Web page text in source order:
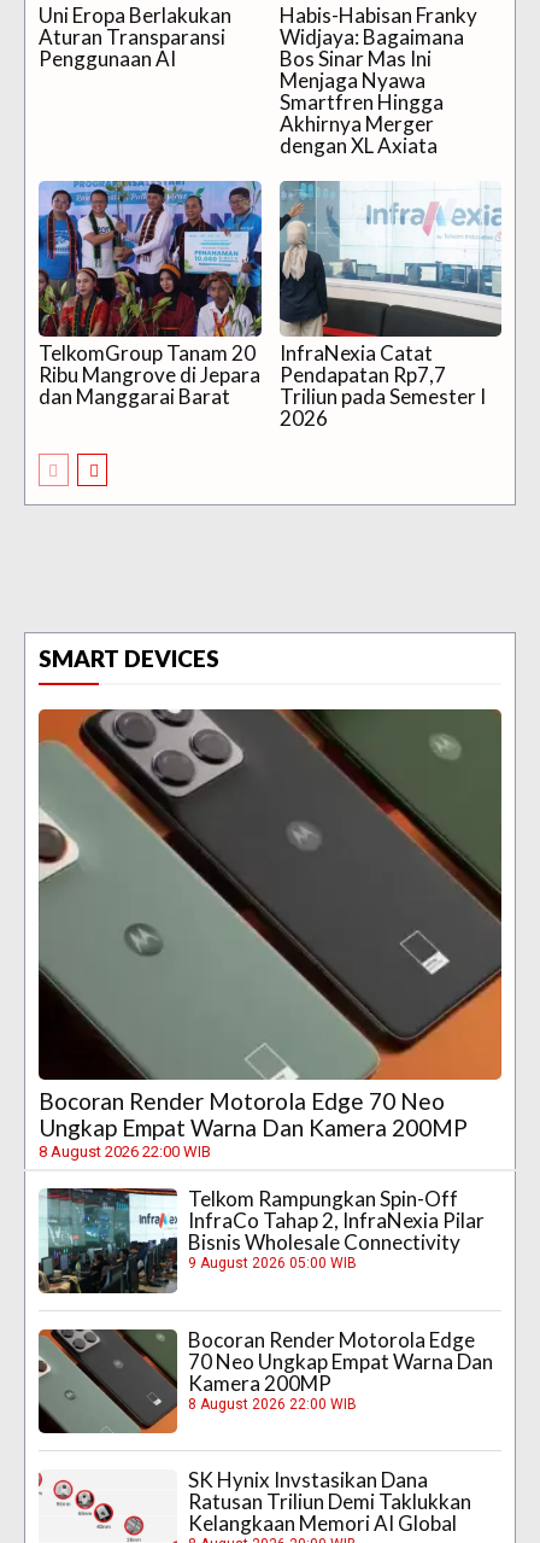
Uni Eropa Berlakukan
Aturan Transparansi
Penggunaan AI
Habis-Habisan Franky
Widjaya: Bagaimana
Bos Sinar Mas Ini
Menjaga Nyawa
Smartfren Hingga
Akhirnya Merger
dengan XL Axiata
TelkomGroup Tanam 20
Ribu Mangrove di Jepara
dan Manggarai Barat
InfraNexia Catat
Pendapatan Rp7,7
Triliun pada Semester I
2026
SMART DEVICES
Bocoran Render Motorola Edge 70 Neo
Ungkap Empat Warna Dan Kamera 200MP
8 August 2026 22:00 WIB
Telkom Rampungkan Spin-Off
InfraCo Tahap 2, InfraNexia Pilar
Bisnis Wholesale Connectivity
9 August 2026 05:00 WIB
Bocoran Render Motorola Edge
70 Neo Ungkap Empat Warna Dan
Kamera 200MP
8 August 2026 22:00 WIB
SK Hynix Invstasikan Dana
Ratusan Triliun Demi Taklukkan
Kelangkaan Memori AI Global